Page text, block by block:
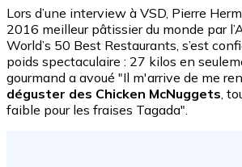
Lors d’une interview à VSD, Pierre
2016 meilleur pâtissier du monde par
World’s 50 Best Restaurants, s’est
poids spectaculaire : 27 kilos en
gourmand a avoué "Il m'arrive de me
déguster des Chicken McNuggets,
faible pour les fraises Tagada".